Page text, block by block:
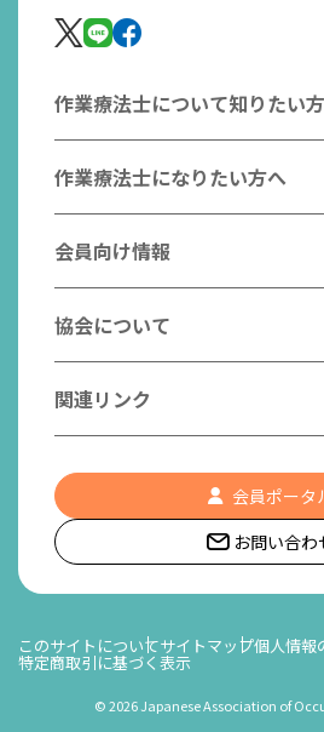
作業療法士について知りたい方
作業療法とは
作業療法士とは
はたらく作業療法士
作業療法士の支援を受ける
チームの中で活躍する作業療法士
認知症の方への作業療法
作業療法士になりたい方へ
作業療法士になるには
作業療法士として活躍する先輩
こんなところで活躍！作業療法士
入会案内
会員向け情報
協会からのお知らせ
研修会一覧
日本作業療法学会
協会について
会長挨拶
社員名簿
組織図
作業療法の定義
関連リンク
都道府県作業療法士会
作業療法士養成校一覧
世界作業療法士連盟 (WFOT)
日本作業療法士連盟
リンク集
会員ポータ
お問い合わ
このサイトについてサイトマップ個人情報
特定商取引に基づく表示
©2026 Japanese Association of